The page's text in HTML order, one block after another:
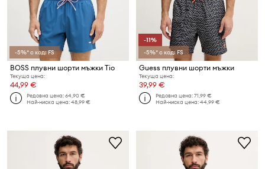
-5%* с код: FS
BOSS плувни шорти мъжки Tio
Текуща цена:
44,99 €
Редовна цена:64,90 €
Най-ниска цена:48,99 €
-11%
-5%* с код: FS
Guess плувни шорти мъжки
Текуща цена:
39,99 €
Редовна цена:71,99 €
Най-ниска цена:44,99 €